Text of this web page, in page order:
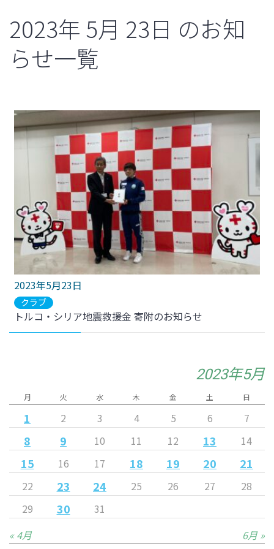
2023年 5月 23日 のお知
らせ一覧
2023年5月23日
クラブ
トルコ・シリア地震救援金 寄附のお知らせ
2023年5月
月 火 水 木 金 土 日
1 2 3 4 5 6 7
8 9 10 11 12 13 14
15 16 17 18 19 20 21
22 23 24 25 26 27
28
29
30
31
« 4月
6月 »